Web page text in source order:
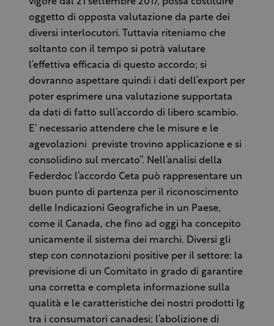
oggetto di opposta valutazione da parte dei
diversi interlocutori. Tuttavia riteniamo che
soltanto con il tempo si potrà valutare
l’effettiva efficacia di questo accordo; si
dovranno aspettare quindi i dati dell’export per
poter esprimere una valutazione supportata
da dati di fatto sull’accordo di libero scambio.
E’ necessario attendere che le misure e le
agevolazioni previste trovino applicazione e si
consolidino sul mercato”. Nell’analisi della
Federdoc l’accordo Ceta può rappresentare un
buon punto di partenza per il riconoscimento
delle Indicazioni Geografiche in un Paese,
come il Canada, che fino ad oggi ha concepito
unicamente il sistema dei marchi. Diversi gli
step con connotazioni positive per il settore: la
previsione di un Comitato in grado di garantire
una corretta e completa informazione sulla
qualità e le caratteristiche dei nostri prodotti Ig
tra i consumatori canadesi; l’abolizione di